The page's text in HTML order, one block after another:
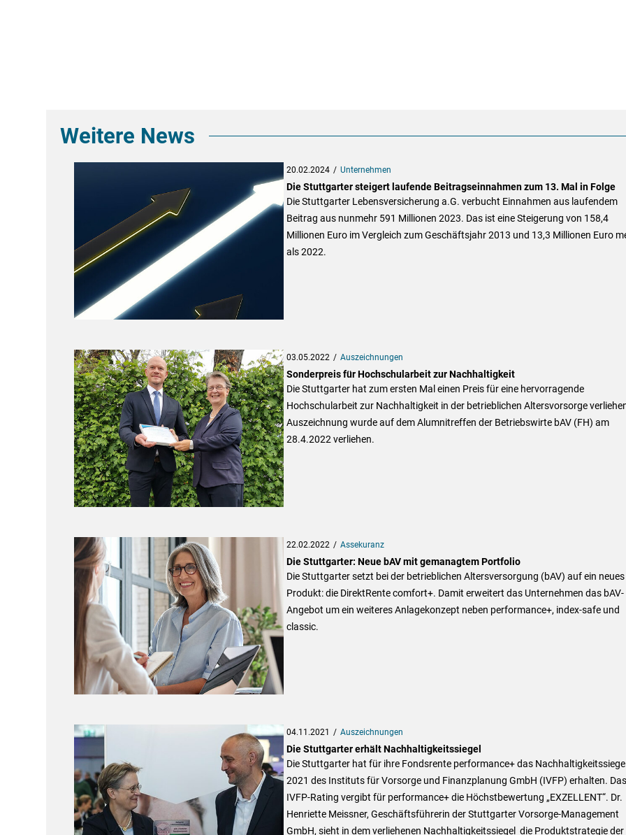
Weitere News
20.02.2024 Unternehmen
Die Stuttgarter steigert laufende Beitragseinnahmen zum 13. Mal in Folge
Die Stuttgarter Lebensversicherung a.G. verbucht Einnahmen aus laufendem
Beitrag aus nunmehr 591 Millionen 2023. Das ist eine Steigerung von 158,4
Millionen Euro im Vergleich zum Geschäftsjahr 2013 und 13,3 Millionen Euro
als 2022.
03.05.2022 Auszeichnungen
Sonderpreis für Hochschularbeit zur Nachhaltigkeit
Die Stuttgarter hat zum ersten Mal einen Preis für eine hervorragende
Hochschularbeit zur Nachhaltigkeit in der betrieblichen Altersvorsorge
Auszeichnung wurde auf dem Alumnitreffen der Betriebswirte bAV (FH) am
28.4.2022 verliehen.
22.02.2022 Assekuranz
Die Stuttgarter: Neue bAV mit gemanagtem Portfolio
Die Stuttgarter setzt bei der betrieblichen Altersversorgung (bAV) auf ein neues
Produkt: die DirektRente comfort+. Damit erweitert das Unternehmen das bAV-
Angebot um ein weiteres Anlagekonzept neben performance+, index-safe und
classic.
04.11.2021 Auszeichnungen
Die Stuttgarter erhält Nachhaltigkeitssiegel
Die Stuttgarter hat für ihre Fondsrente performance+ das
2021 des Instituts für Vorsorge und Finanzplanung GmbH (IVFP) erhalten. Das
IVFP-Rating vergibt für performance+ die Höchstbewertung „EXZELLENT“. Dr.
Henriette Meissner, Geschäftsführerin der Stuttgarter Vorsorge-Management
GmbH, sieht in dem verliehenen Nachhaltigkeitssiegel die Produktstrategie der